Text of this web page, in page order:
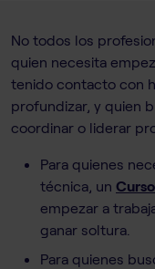
No todos los
quien necesita
tenido contacto con
profundizar, y quien
coordinar o liderar
Para quienes
técnica, un
empezar a
ganar soltura.
Para quienes